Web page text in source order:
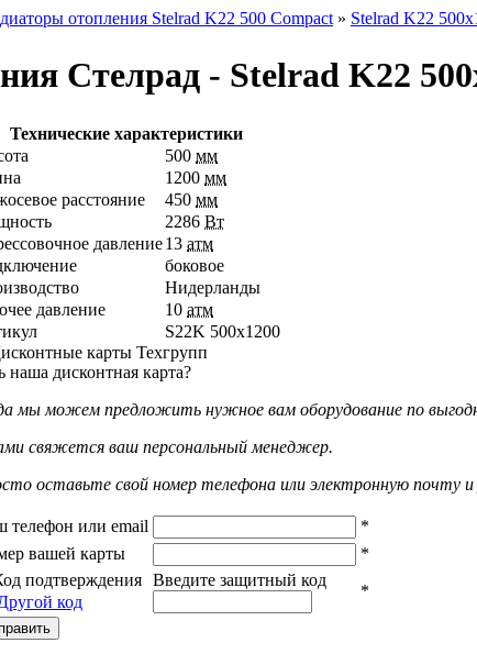
отопления Stelrad K22 500 Compact » Stelrad K22
Стелрад - Stelrad K22
Технические характеристики
500 мм
1200 мм
расстояние
450 мм
2286 Вт
давление13 атм
боковое
Нидерланды
давление
10 атм
S22K 500х1200
наша дисконтная карта?
мы можем предложить нужное вам оборудование по
свяжется ваш персональный менеджер.
оставьте свой номер телефона или электронную почту
телефон или email
*
вашей карты
*
код
Введите защитный код
*